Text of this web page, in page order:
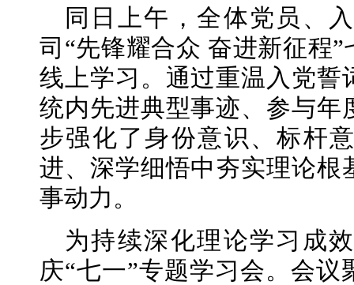
同日上午，全体党员、
司“先锋耀合众 奋进新征程
线上学习。通过重温入党誓
统内先进典型事迹、参与年
步强化了身份意识、标杆
进、深学细悟中夯实理论根
事动力。
为持续深化理论学习成
庆“七一”专题学习会。会